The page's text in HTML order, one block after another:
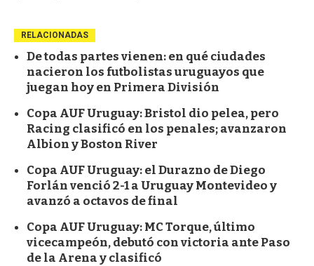
RELACIONADAS
De todas partes vienen: en qué ciudades
nacieron los futbolistas uruguayos que
juegan hoy en Primera División
Copa AUF Uruguay: Bristol dio pelea, pero
Racing clasificó en los penales; avanzaron
Albion y Boston River
Copa AUF Uruguay: el Durazno de Diego
Forlán venció 2-1 a Uruguay Montevideo y
avanzó a octavos de final
Copa AUF Uruguay: MC Torque, último
vicecampeón, debutó con victoria ante Paso
de la Arena y clasificó